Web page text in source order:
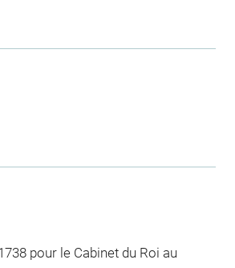
pour le Cabinet du Roi au